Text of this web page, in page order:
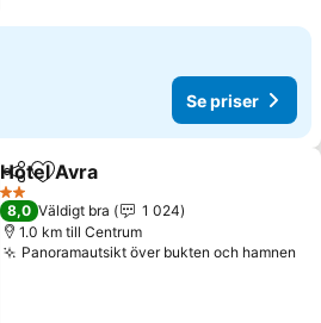
Se priser
Dela Lägg till i Mina Favoriter
Hotel Avra
2 Stjärnor
8,0 Väldigt bra
1 024
1.0 km till Centrum
Panoramautsikt över bukten och hamnen